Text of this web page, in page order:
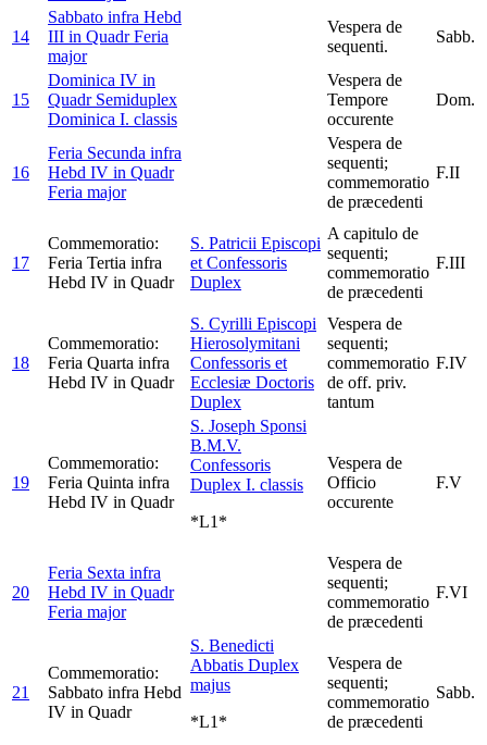
14
Sabbato infra Hebd
III in Quadr Feria
major
Vespera de
sequenti.
Sabb.
15
Dominica IV in
Quadr Semiduplex
Dominica I. classis
Vespera de
Tempore
occurente
Dom.
16
Feria Secunda infra
Hebd IV in Quadr
Feria major
Vespera de
sequenti;
commemoratio
de præcedenti
F.II
17
Commemoratio:
Feria Tertia infra
Hebd IV in Quadr
S. Patricii Episcopi
et Confessoris
Duplex
A capitulo de
sequenti;
commemoratio
de præcedenti
F.III
18
Commemoratio:
Feria Quarta infra
Hebd IV in Quadr
S. Cyrilli Episcopi
Hierosolymitani
Confessoris et
Ecclesiæ Doctoris
Duplex
Vespera de
sequenti;
commemoratio
de off. priv.
tantum
F.IV
19
Commemoratio:
Feria Quinta infra
Hebd IV in Quadr
S. Joseph Sponsi
B.M.V.
Confessoris
Duplex I. classis
*L1*
Vespera de
Officio
occurente
F.V
20
Feria Sexta infra
Hebd IV in Quadr
Feria major
Vespera de
sequenti;
commemoratio
de præcedenti
F.VI
21
Commemoratio:
Sabbato infra Hebd
IV in Quadr
S. Benedicti
Abbatis Duplex
majus
*L1*
Vespera de
sequenti;
commemoratio
de præcedenti
Sabb.